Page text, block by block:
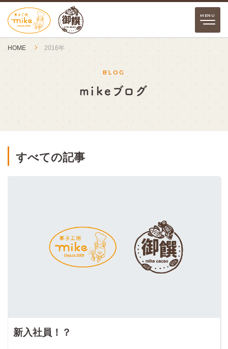
HOME 2016年
BLOG
mikeブログ
すべての記事
新入社員！？